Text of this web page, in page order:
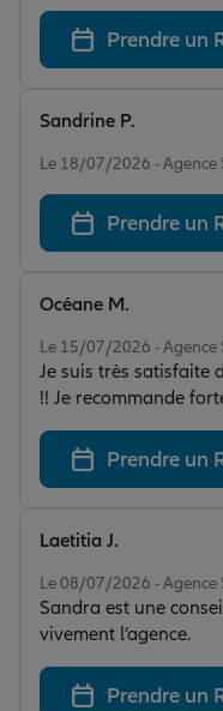
Prendre un
Le 18/07/2026 - Agence
Sandrine P.
Prendre un
Le 15/07/2026 - Agence
Je suis très satisfaite
!! Je recommande
Océane M.
Prendre un
Le 08/07/2026 - Agence
Sandra est une
vivement l’agence.
Laetitia J.
Prendre un